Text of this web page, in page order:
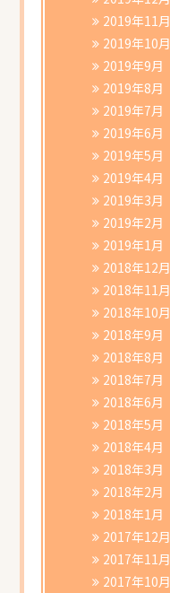
2019年11月
2019年10月
2019年9月
2019年8月
2019年7月
2019年6月
2019年5月
2019年4月
2019年3月
2019年2月
2019年1月
2018年12月
2018年11月
2018年10月
2018年9月
2018年8月
2018年7月
2018年6月
2018年5月
2018年4月
2018年3月
2018年2月
2018年1月
2017年12月
2017年11月
2017年10月